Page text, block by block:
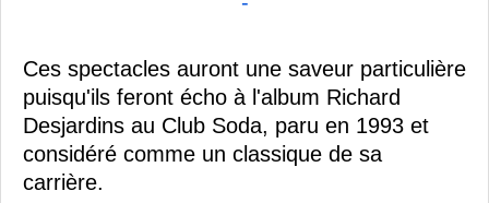
Ces spectacles auront une saveur particulière
puisqu'ils feront écho à l'album Richard
Desjardins au Club Soda, paru en 1993 et
considéré comme un classique de sa
carrière.